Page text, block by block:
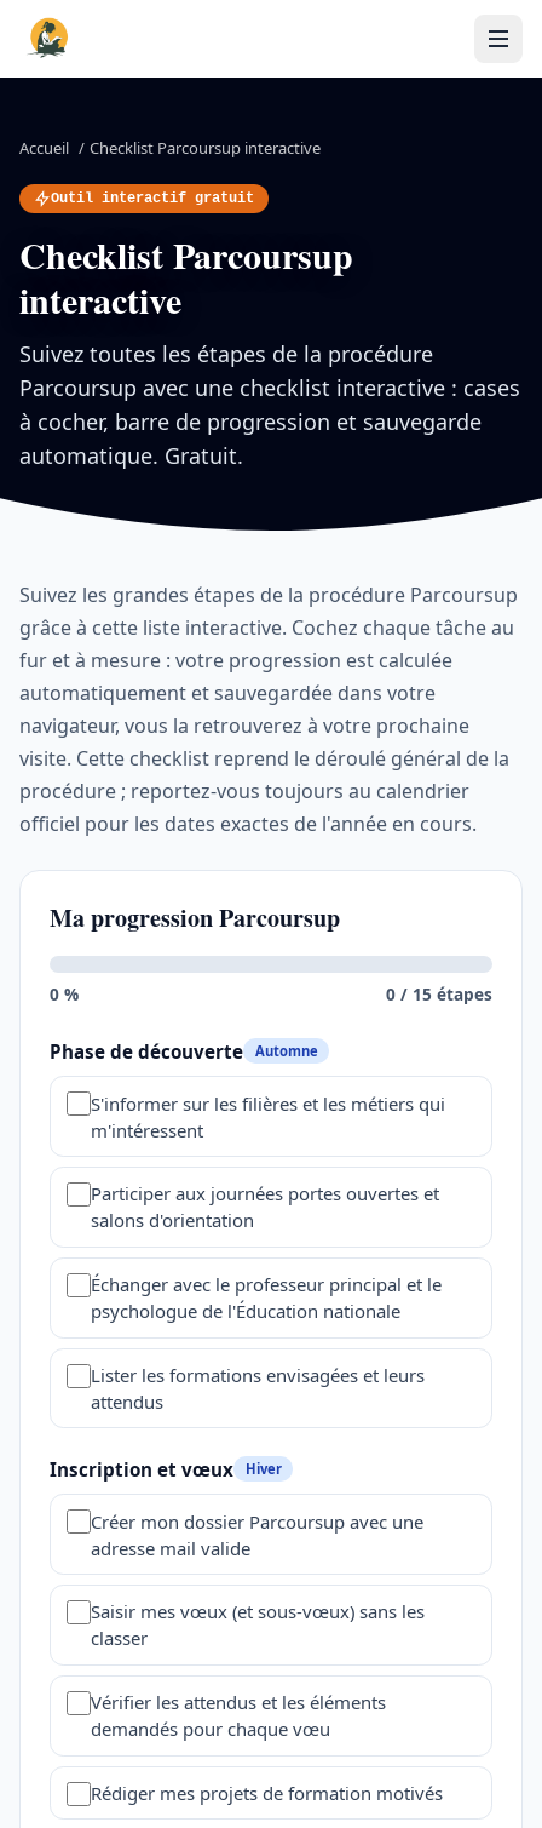
Accueil / Checklist Parcoursup interactive
Outil interactif gratuit
Checklist Parcoursup
interactive
Suivez toutes les étapes de la procédure
Parcoursup avec une checklist interactive : cases
à cocher, barre de progression et sauvegarde
automatique. Gratuit.
Suivez les grandes étapes de la procédure Parcoursup
grâce à cette liste interactive. Cochez chaque tâche au
fur et à mesure : votre progression est calculée
automatiquement et sauvegardée dans votre
navigateur, vous la retrouverez à votre prochaine
visite. Cette checklist reprend le déroulé général de la
procédure ; reportez-vous toujours au calendrier
officiel pour les dates exactes de l'année en cours.
Ma progression Parcoursup
0 % 0 / 15 étapes
Phase de découverte Automne
S'informer sur les filières et les métiers qui
m'intéressent
Participer aux journées portes ouvertes et
salons d'orientation
Échanger avec le professeur principal et le
psychologue de l'Éducation nationale
Lister les formations envisagées et leurs
attendus
Inscription et vœux Hiver
Créer mon dossier Parcoursup avec une
adresse mail valide
Saisir mes vœux (et sous-vœux) sans les
classer
Vérifier les attendus et les éléments
demandés pour chaque vœu
Rédiger mes projets de formation motivés